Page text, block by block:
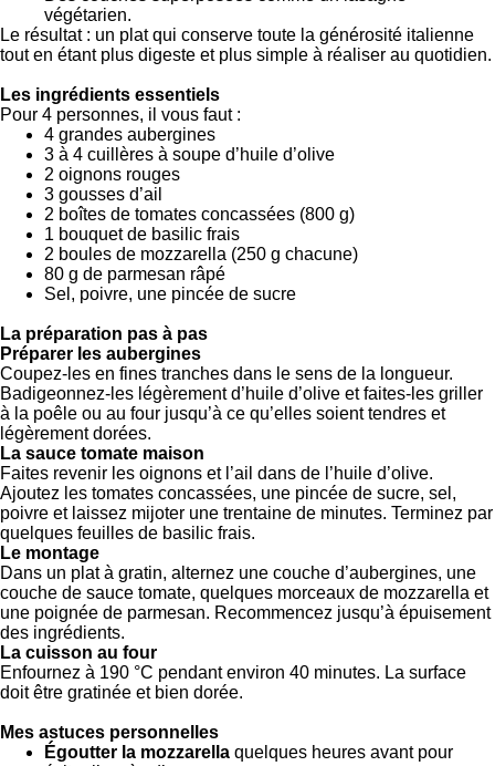
végétarien.
Le résultat : un plat qui conserve toute la générosité italienne
tout en étant plus digeste et plus simple à réaliser au quotidien.
Les ingrédients essentiels
Pour 4 personnes, il vous faut :
4 grandes aubergines
3 à 4 cuillères à soupe d’huile d’olive
2 oignons rouges
3 gousses d’ail
2 boîtes de tomates concassées (800 g)
1 bouquet de basilic frais
2 boules de mozzarella (250 g chacune)
80 g de parmesan râpé
Sel, poivre, une pincée de sucre
La préparation pas à pas
Préparer les aubergines
Coupez-les en fines tranches dans le sens de la longueur.
Badigeonnez-les légèrement d’huile d’olive et faites-les griller
à la poêle ou au four jusqu’à ce qu’elles soient tendres et
légèrement dorées.
La sauce tomate maison
Faites revenir les oignons et l’ail dans de l’huile d’olive.
Ajoutez les tomates concassées, une pincée de sucre, sel,
poivre et laissez mijoter une trentaine de minutes. Terminez par
quelques feuilles de basilic frais.
Le montage
Dans un plat à gratin, alternez une couche d’aubergines, une
couche de sauce tomate, quelques morceaux de mozzarella et
une poignée de parmesan. Recommencez jusqu’à épuisement
des ingrédients.
La cuisson au four
Enfournez à 190 °C pendant environ 40 minutes. La surface
doit être gratinée et bien dorée.
Mes astuces personnelles
Égoutter la mozzarella quelques heures avant pour